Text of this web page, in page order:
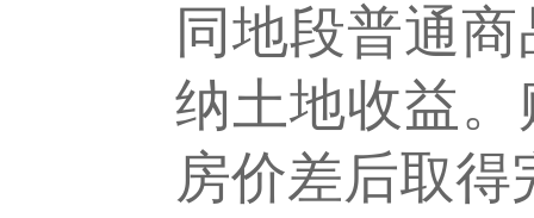
同地段普通
纳土地收益
房价差后取得